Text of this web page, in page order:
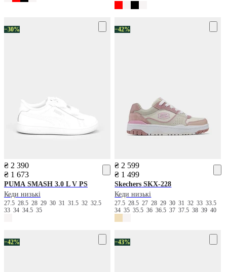
−30%
₴ 2 390
₴ 1 673
PUMA SMASH 3.0 L V PS
Кеди низькі
27.5 28.5 28 29 30 31 31.5 32 32.5
33 34 34.5 35
−42%
₴ 2 599
₴ 1 499
Skechers SKX-228
Кеди низькі
27.528.52728293031323333.5
343535.53636.53737.5383940
−42% −43%